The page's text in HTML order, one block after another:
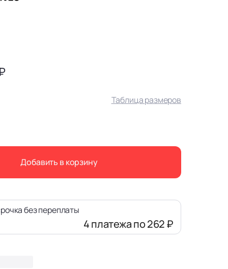
Таблица размеров
Добавить в корзину
без переплаты
4 платежапо 262 ₽